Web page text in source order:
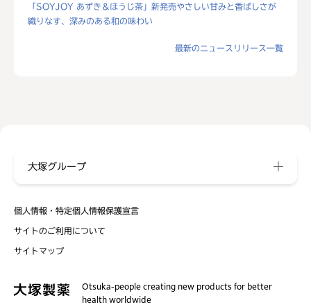
「SOYJOY あずき＆ほうじ茶」新発売やさしい甘みと香ばしさが
織りなす、深みのある和の味わい
最新のニュースリリース一覧
個人情報・特定個人情報保護宣言
サイトのご利用について
サイトマップ
大塚グループ
Otsuka-people creating new products for better
health worldwide